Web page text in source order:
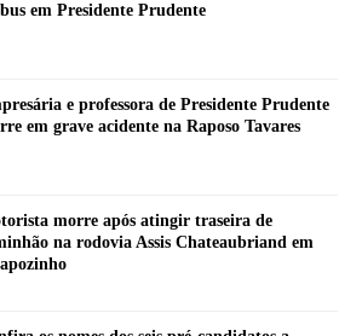
em Presidente Prudente
e professora de Presidente Prudente
em grave acidente na Raposo Tavares
morre após atingir traseira de
na rodovia Assis Chateaubriand em